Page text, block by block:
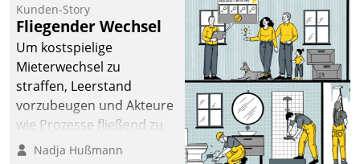
Kunden-Story
Fliegender Wechsel
Um kostspielige
Mieterwechsel zu
straffen, Leerstand
vorzubeugen und Akteure
wie Prozesse fließend zu
vernetzen, nutzt die
Nadja Hußmann